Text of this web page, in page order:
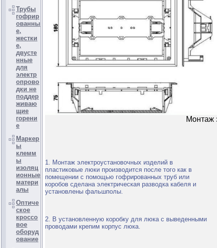
Трубы
гофрир
ованны
е,
жестки
е,
двусте
нные
для
электр
опрово
дки не
поддер
живаю
щие
горени
е
Маркер
ы
клемм
ы
изоляц
ионные
матери
алы
Оптиче
ское
кроссо
вое
оборуд
ование
Монтаж
1. Монтаж электроустановочных изделий в
пластиковые люки производится после того как в
помещении с помощью гофрированных труб или
коробов сделана электрическая разводка кабеля и
установлены фальшполы.
2. В установленную коробку для люка с выведенными
проводами крепим корпус люка.